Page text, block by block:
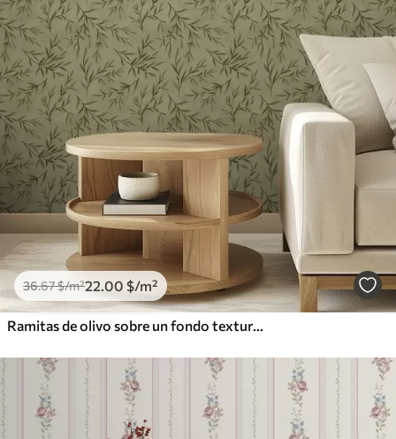
36.67$/m²22.00 $/m²
Ramitas de olivo sobre un fondo texturizado de color amarillo verdoso apagado